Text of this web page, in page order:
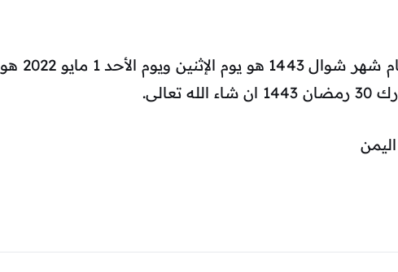
حيث ان المتوقع ان يكون أول ايام شهر شوال 1443 هو يوم الإثنين ويوم الأحد 1 مايو 2022 هو